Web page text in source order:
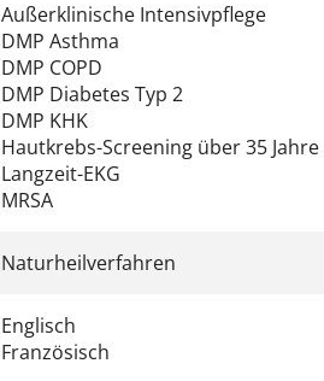
Außerklinische Intensivpflege
DMP Asthma
DMP COPD
DMP Diabetes Typ 2
DMP KHK
Hautkrebs-Screening über 35 Jahre
Langzeit-EKG
MRSA
Naturheilverfahren
Englisch
Französisch